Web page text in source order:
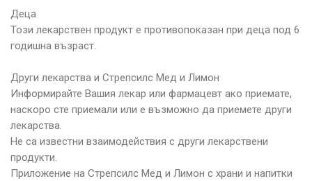
Деца
Този лекарствен продукт е противопоказан при деца под 6
годишна възраст.
Други лекарства и Стрепсилс Мед и Лимон
Информирайте Вашия лекар или фармацевт ако приемате,
наскоро сте приемали или е възможно да приемете други
лекарства.
Не са известни взаимодействия с други лекарствени
продукти.
Приложение на Стрепсилс Мед и Лимон с храни и напитки